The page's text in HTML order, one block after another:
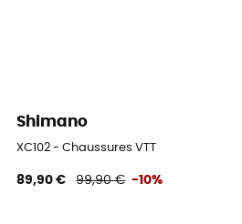
Shimano
XC102 - Chaussures VTT
89,90 € 99,90 € -10%